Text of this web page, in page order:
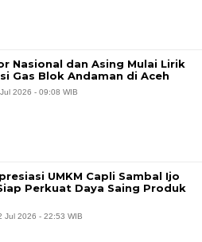
Nasional dan Asing Mulai Lirik
Gas Blok Andaman di Aceh
2026 - 09:08 WIB
UMKM Capli Sambal Ijo
Perkuat Daya Saing Produk
Jul 2026 - 22:53 WIB